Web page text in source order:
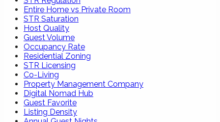
Entire Home vs Private Room
STR Saturation
Host Quality
Guest Volume
Occupancy Rate
Residential Zoning
STR Licensing
Co-Living
Property Management Company
Digital Nomad Hub
Guest Favorite
Listing Density